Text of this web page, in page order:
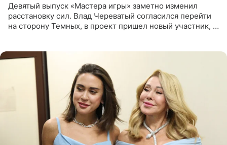
Девятый выпуск «Мастера игры» заметно изменил
расстановку сил. Влад Череватый согласился перейти
на сторону Темных, в проект пришел новый участник, а